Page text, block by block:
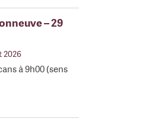
– 29
2026
à 9h00 (sens